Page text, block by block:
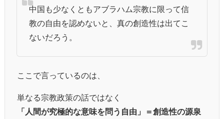
中国も少なくともアブラハム宗教に限って信
教の自由を認めないと、真の創造性は出てこ
ないだろう。
ここで言っているのは、
単なる宗教政策の話ではなく
「人間が究極的な意味を問う自由」＝創造性の源泉